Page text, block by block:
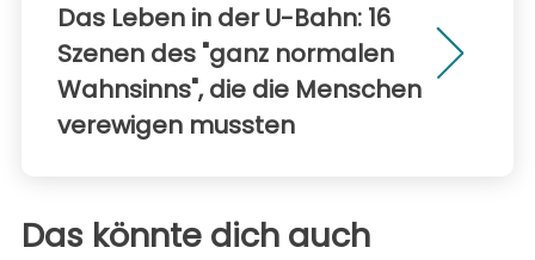
Das Leben in der U-Bahn: 16
Szenen des "ganz normalen
Wahnsinns", die die Menschen
verewigen mussten
Das könnte dich auch